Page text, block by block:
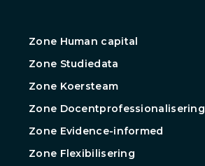
Zone Human capital
Zone Studiedata
Zone Koersteam
Zone Docentprofessionalisering
Zone Evidence-informed
Zone Flexibilisering